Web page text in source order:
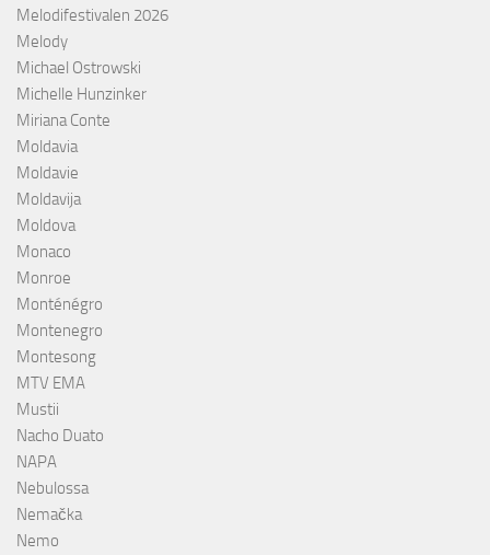
Melodifestivalen 2026
Melody
Michael Ostrowski
Michelle Hunzinker
Miriana Conte
Moldavia
Moldavie
Moldavija
Moldova
Monaco
Monroe
Monténégro
Montenegro
Montesong
MTV EMA
Mustii
Nacho Duato
NAPA
Nebulossa
Nemačka
Nemo